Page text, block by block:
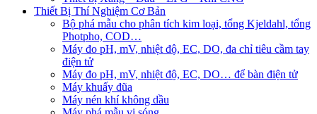
Thiết Bị Thí Nghiệm Cơ Bản
Bộ phá mẫu cho phân tích kim loại, tổng Kjeldahl, tổng
Photpho, COD…
Máy đo pH, mV, nhiệt độ, EC, DO, đa chỉ tiêu cầm tay
điện tử
Máy đo pH, mV, nhiệt độ, EC, DO… để bàn điện tử
Máy khuấy đũa
Máy nén khí không dầu